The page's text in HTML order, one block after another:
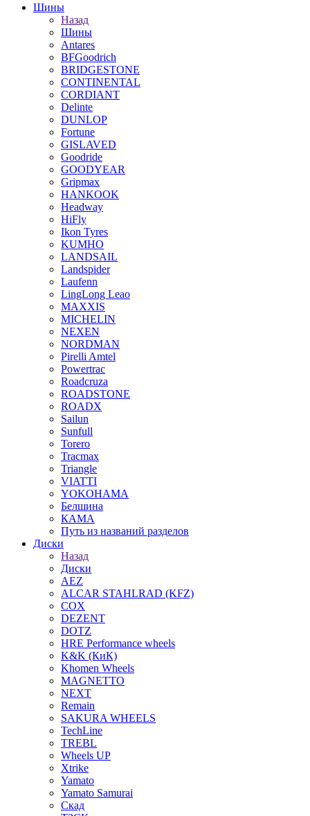
Шины
Назад
Шины
Antares
BFGoodrich
BRIDGESTONE
CONTINENTAL
CORDIANT
Delinte
DUNLOP
Fortune
GISLAVED
Goodride
GOODYEAR
Gripmax
HANKOOK
Headway
HiFly
Ikon Tyres
KUMHO
LANDSAIL
Landspider
Laufenn
LingLong Leao
MAXXIS
MICHELIN
NEXEN
NORDMAN
Pirelli Amtel
Powertrac
Roadcruza
ROADSTONE
ROADX
Sailun
Sunfull
Torero
Tracmax
Triangle
VIATTI
YOKOHAMA
Белшина
КАМА
Путь из названий разделов
Диски
Назад
Диски
AEZ
ALCAR STAHLRAD (KFZ)
COX
DEZENT
DOTZ
HRE Performance wheels
K&K (КиК)
Khomen Wheels
MAGNETTO
NEXT
Remain
SAKURA WHEELS
TechLine
TREBL
Wheels UP
Xtrike
Yamato
Yamato Samurai
Скад